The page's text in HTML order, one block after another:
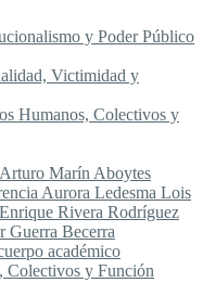
y Poder Público
Victimidad y
Humanos, Colectivos y
Marín Aboytes
Aurora Ledesma Lois
Rivera Rodríguez
Guerra Becerra
académico
Colectivos y Función